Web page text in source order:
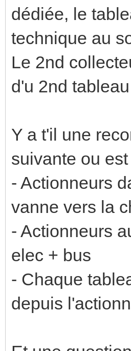
dédiée, le
technique au
Le 2nd
d'u 2nd
Y a t'il une
suivante ou
- Actionneurs
vanne vers la
- Actionneurs
elec + bus
- Chaque
depuis